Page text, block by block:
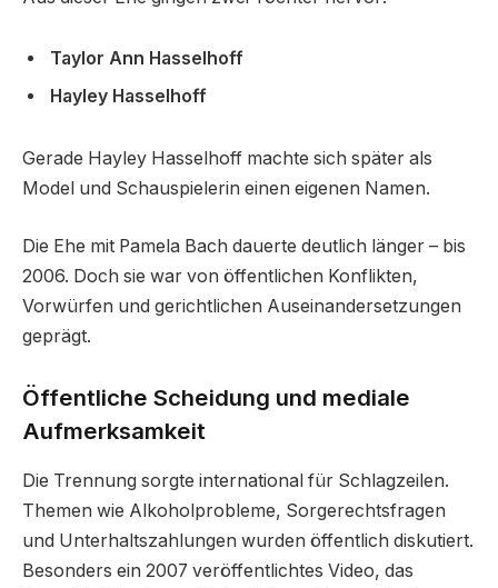
Taylor Ann Hasselhoff
Hayley Hasselhoff
Gerade Hayley Hasselhoff machte sich später als
Model und Schauspielerin einen eigenen Namen.
Die Ehe mit Pamela Bach dauerte deutlich länger – bis
2006. Doch sie war von öffentlichen Konflikten,
Vorwürfen und gerichtlichen Auseinandersetzungen
geprägt.
Öffentliche Scheidung und mediale
Aufmerksamkeit
Die Trennung sorgte international für Schlagzeilen.
Themen wie Alkoholprobleme, Sorgerechtsfragen
und Unterhaltszahlungen wurden öffentlich diskutiert.
Besonders ein 2007 veröffentlichtes Video, das